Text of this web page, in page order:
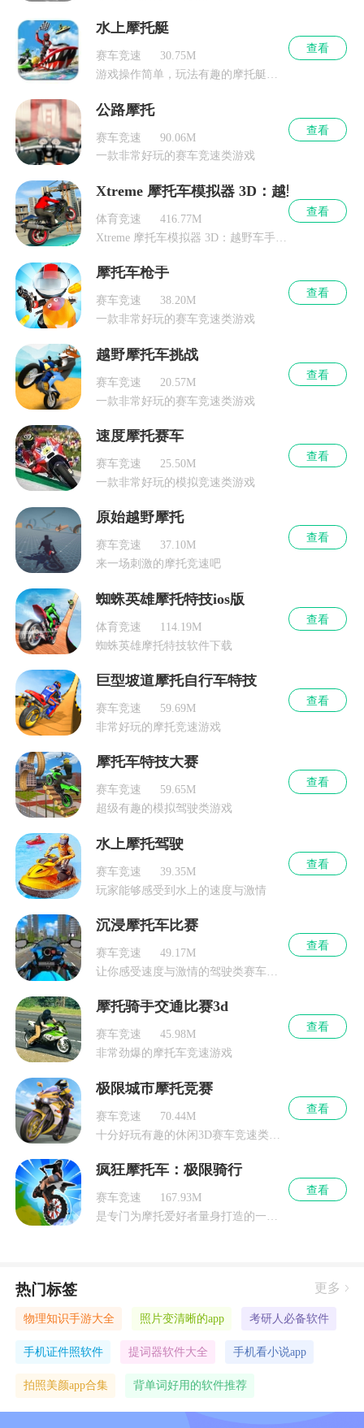
水上摩托艇
赛车竞速
30.75M
查看
公路摩托
赛车竞速
90.06M
一款非常好玩的赛车竞速类游戏
查看
Xtreme 摩托车模拟器 3D：越野车ios版
体育竞速
416.77M
查看
摩托车枪手
赛车竞速
38.20M
一款非常好玩的赛车竞速类游戏
查看
越野摩托车挑战
赛车竞速
20.57M
一款非常好玩的赛车竞速类游戏
查看
速度摩托赛车
赛车竞速
25.50M
一款非常好玩的模拟竞速类游戏
查看
原始越野摩托
赛车竞速
37.10M
来一场刺激的摩托竞速吧
查看
蜘蛛英雄摩托特技ios版
体育竞速
114.19M
蜘蛛英雄摩托特技软件下载
查看
巨型坡道摩托自行车特技
赛车竞速
59.69M
非常好玩的摩托竞速游戏
查看
摩托车特技大赛
赛车竞速
59.65M
超级有趣的模拟驾驶类游戏
查看
水上摩托驾驶
赛车竞速
39.35M
玩家能够感受到水上的速度与激情
查看
沉浸摩托车比赛
赛车竞速
49.17M
查看
摩托骑手交通比赛3d
赛车竞速
45.98M
非常劲爆的摩托车竞速游戏
查看
极限城市摩托竞赛
赛车竞速
70.44M
查看
疯狂摩托车：极限骑行
赛车竞速
167.93M
查看
热门标签 更多
物理知识手游大全 照片变清晰的app 考研人必备软件
手机证件照软件 提词器软件大全 手机看小说app
拍照美颜app合集 背单词好用的软件推荐